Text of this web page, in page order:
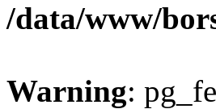
/data/www/
Warning: